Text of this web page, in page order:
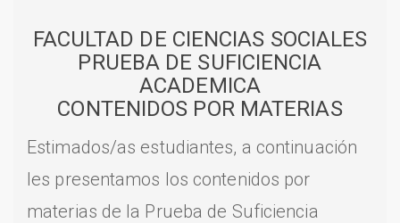
FACULTAD DE CIENCIAS SOCIALES
PRUEBA DE SUFICIENCIA
ACADEMICA
CONTENIDOS POR MATERIAS
Estimados/as estudiantes, a continuación
les presentamos los contenidos por
materias de la Prueba de Suficiencia